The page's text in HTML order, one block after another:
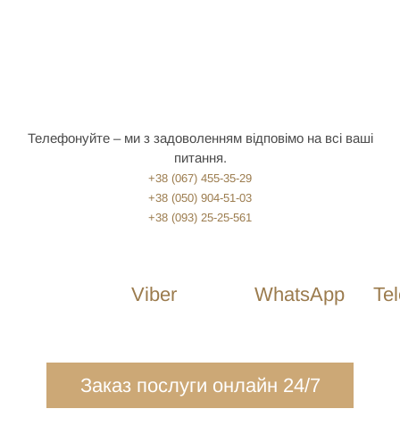
Телефонуйте – ми з задоволенням відповімо на всі ваші
питання.
+38 (067) 455-35-29
+38 (050) 904-51-03
+38 (093) 25-25-561
Viber WhatsApp
Заказ послуги онлайн 24/7